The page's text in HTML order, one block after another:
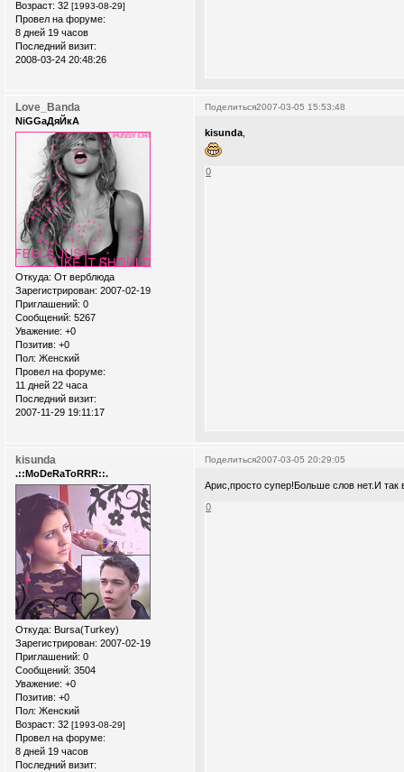
Возраст: 32 [1993-08-29]
Провел на форуме:
8 дней 19 часов
Последний визит:
2008-03-24 20:48:26
Поделиться2007-03-05 15:53:48
Love_Banda
NiGGaДяЙкА
Откуда: От верблюда
Зарегистрирован: 2007-02-19
Приглашений: 0
Сообщений: 5267
Уважение: +0
Позитив: +0
Пол: Женский
Провел на форуме:
11 дней 22 часа
Последний визит:
2007-11-29 19:11:17
kisunda
0
Поделиться2007-03-05 20:29:05
kisunda
.::MoDeRaToRRR::.
Откуда: Bursa(Turkey)
Зарегистрирован: 2007-02-19
Приглашений: 0
Сообщений: 3504
Уважение: +0
Позитив: +0
Пол: Женский
Возраст: 32 [1993-08-29]
Провел на форуме:
8 дней 19 часов
Последний визит:
Арис,просто супер!Больше слов нет.И так
0